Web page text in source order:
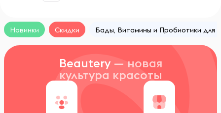
Новинки Скидки Бады, Витамины и Пробиотики для
Beautery — новая
культура красоты